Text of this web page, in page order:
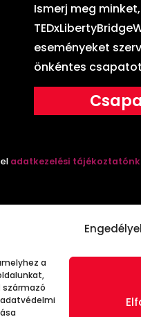
a
Ismerj meg
eseményeket
önkéntes
adatkezelési
szervezet és
helyi, saját szervezésű